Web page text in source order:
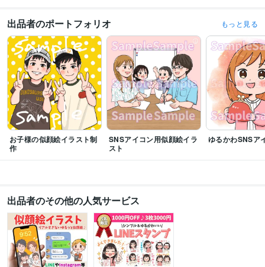
管理栄養士
TOEIC 取得年 : 2021年
ビジネス・クリエイティブツール
CLIP STUDIO PAINT:8年 Canva:1年Excel:5年
Google スプレッドシート:1年
Google ドキュメント:1年PowerPoint:5年
得意分野
イラスト作成・漫画制作 アイコン作成
イラスト アイコン SNS 集客 オリジナル YouTube Twitter
Instagram
ブログ
イラスト作成・漫画制作 漫画制作 一枚絵のイラスト作成
漫画 PR
コミックエッセイ
イラスト
出品者のポートフォリオ もっと見る
お子様の似顔絵イラスト制
作
SNSアイコン用似顔絵イラ
スト
ゆるかわSNSア
出品者のその他の人気サービス